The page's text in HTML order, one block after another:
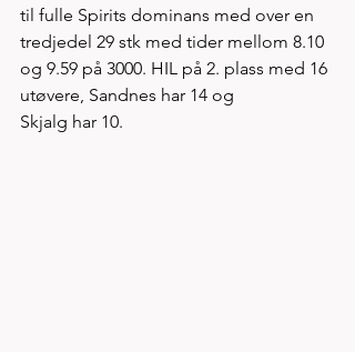
til fulle Spirits dominans med over en
tredjedel 29 stk med tider mellom 8.10
og 9.59 på 3000. HIL på 2. plass med 16
utøvere, Sandnes har 14 og
Skjalg har 10.